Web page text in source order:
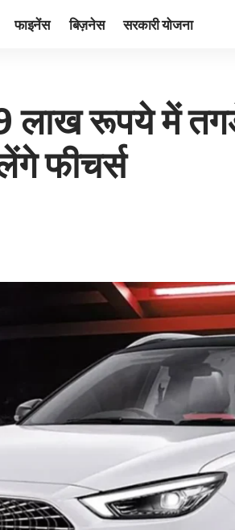
फाइनेंस बिज़नेस सरकारी योजना
लाख रूपये में
फीचर्स